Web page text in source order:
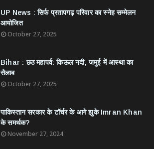
UP News : सिर्फ प्रतापगढ़ परिवार का स्नेह सम्मेलन
आयोजित
October 27, 2025
Bihar : छठ महापर्व: किऊल नदी, जमुई में आस्था का
सैलाब
October 27, 2025
​पाकिस्तान सरकार के टॉर्चर के आगे झुके Imran Khan
के समर्थक?
November 27, 2024